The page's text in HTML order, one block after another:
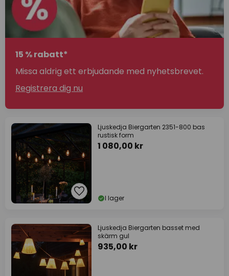
15 % rabatt*
Missa aldrig ett erbjudande med nyhetsbrevet.
Registrera dig nu
Ljuskedja Biergarten 2351-800 bas
rustisk form
1 080,00 kr
I lager
Ljuskedja Biergarten basset med
skärm gul
935,00 kr